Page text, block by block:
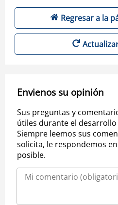
Regresar a la
Envienos su opinión
Sus preguntas y
útiles durante el desarrollo
Siempre leemos sus
solicita, le respondemos
posible.